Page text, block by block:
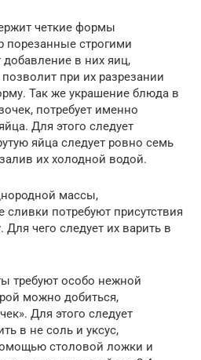
четкие формы
порезанные строгими
добавление в них яиц,
при их разрезании
Так же украшение блюда в
потребует именно
Для этого следует
яйца следует ровно семь
их холодной водой.
массы,
потребуют присутствия
чего следует их варить в
требуют особо нежной
можно добиться,
Для этого следует
в не соль и уксус,
столовой ложки и